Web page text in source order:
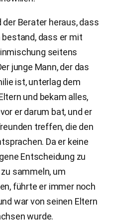
Berater heraus, dass
dass er mit
seitens
junge Mann, der das
ist, unterlag dem
und bekam alles,
er darum bat, und er
treffen, die den
Da er keine
Entscheidung zu
sammeln, um
führte er immer noch
war von seinen Eltern
wurde.